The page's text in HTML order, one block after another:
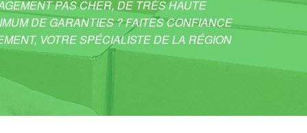
PAS CHER, DE TRÈS HAUTE
DE GARANTIES ? FAITES CONFIANCE
VOTRE SPÉCIALISTE DE LA RÉGION